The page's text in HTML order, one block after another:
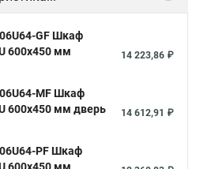
GF Шкаф
600x450 мм
14 223,86 ₽
06U64-MF Шкаф
600x450 мм дверь
14 612,91 ₽
06U64-PF Шкаф